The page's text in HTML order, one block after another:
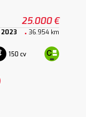
25.000 €
2023 36.954 km
150 cv